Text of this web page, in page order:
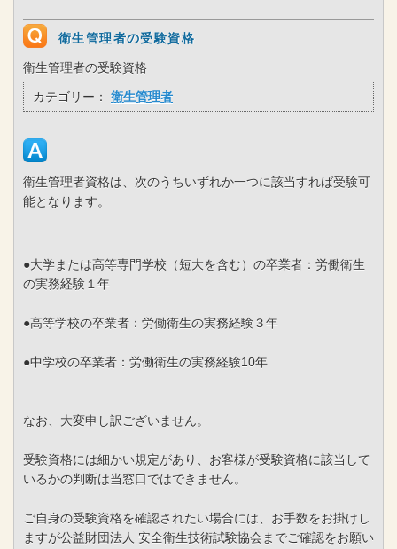
衛生管理者の受験資格
衛生管理者の受験資格
カテゴリー： 衛生管理者
衛生管理者資格は、次のうちいずれか一つに該当すれば受験可
能となります。
●大学または高等専門学校（短大を含む）の卒業者：労働衛生
の実務経験１年
●高等学校の卒業者：労働衛生の実務経験３年
●中学校の卒業者：労働衛生の実務経験10年
なお、大変申し訳ございません。
受験資格には細かい規定があり、お客様が受験資格に該当して
いるかの判断は当窓口ではできません。
ご自身の受験資格を確認されたい場合には、お手数をお掛けし
ますが公益財団法人 安全衛生技術試験協会までご確認をお願い